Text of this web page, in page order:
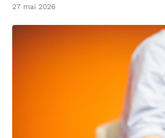
27 mai 2026